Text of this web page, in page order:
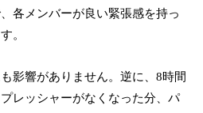
各メンバーが良い緊張感を持っ
。
影響がありません。逆に、8時間
レッシャーがなくなった分、パ